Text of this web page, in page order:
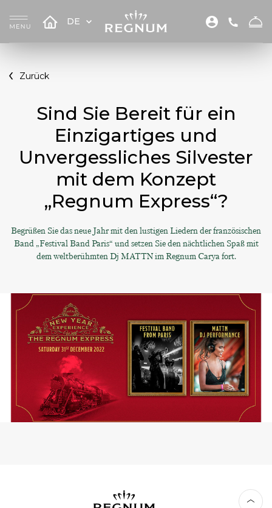
DE
Zurück
Sind Sie Bereit für ein
Einzigartiges und
Unvergessliches Silvester
mit dem Konzept
„Regnum Express“?
Begrüßen Sie das neue Jahr mit den lustigen Liedern der französischen
Band „Festival Band Paris“ und setzen Sie den nächtlichen Spaß mit
dem weltberühmten Dj MATTN im Regnum Carya fort.